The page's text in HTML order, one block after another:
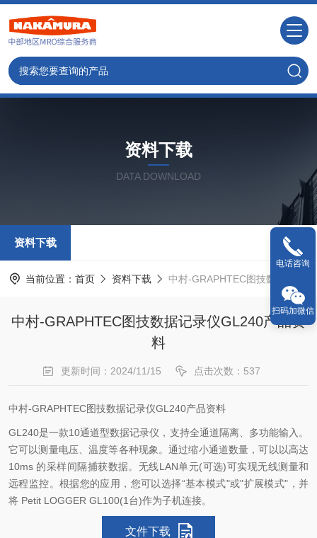
资料下载
DATA DOWNLOAD
资料下载
当前位置： 首页 资料下载 中村-GRAPHTEC图技数据记录仪GL240产品资料
中村-GRAPHTEC图技数据记录仪GL240产品资
料
更新时间：2024/11/15 点击次数：537
中村-GRAPHTEC图技数据记录仪GL240产品资料
GL240是一款10通道型数据记录仪，支持全通道隔离、多功能输入。
它可以测量电压、温度等各种现象。通过缩小通道数量，可以以高达
10ms 的采样间隔捕获数据。无线LAN单元(可选)可实现无线测量和
远程监控。根据您的应用，您可以选择“基本模式"或"扩展模式"，并
将 Petit LOGGER GL100(1台)作为子机连接。
文件下载
电话咨询
扫码加微信